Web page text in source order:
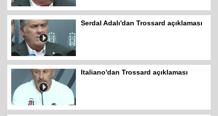
Serdal Adalı'dan Trossard açıklaması
Italiano'dan Trossard açıklaması